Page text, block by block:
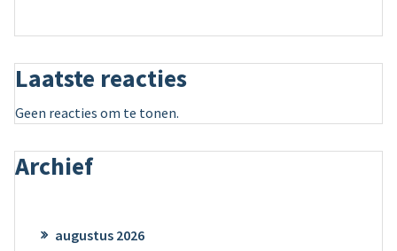
Laatste reacties
Geen reacties om te tonen.
Archief
augustus 2026